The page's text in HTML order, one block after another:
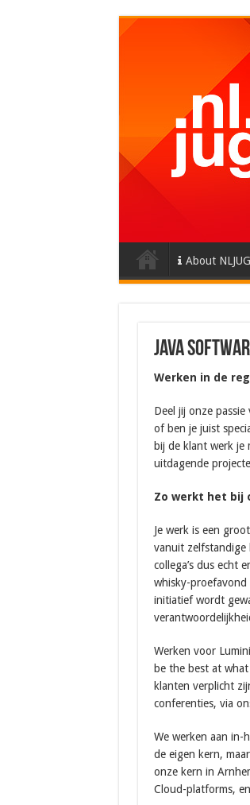
About NLJUG
Java
Werken in de
Deel jij onze
of ben je juist
bij de klant werk je
uitdagende
Zo werkt het bij
Je werk is een
vanuit zelfstandige
collega’s dus echt
whisky-proefavond
initiatief wordt
Werken voor
be the best at
klanten verplicht
conferenties, via
We werken aan in-
de eigen kern,
onze kern in
Cloud-platforms,